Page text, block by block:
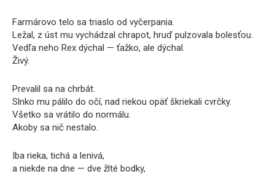
Farmárovo telo sa triaslo od vyčerpania.
Ležal, z úst mu vychádzal chrapot, hruď pulzovala bolesťou.
Vedľa neho Rex dýchal — ťažko, ale dýchal.
Živý.
Prevalil sa na chrbát.
Slnko mu pálilo do očí, nad riekou opäť škriekali cvrčky.
Všetko sa vrátilo do normálu.
Akoby sa nič nestalo.
Iba rieka, tichá a lenivá,
a niekde na dne — dve žlté bodky,